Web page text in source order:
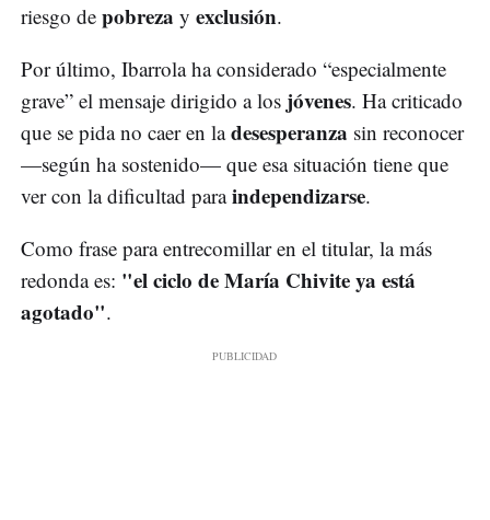
riesgo de pobreza y exclusión.
Por último, Ibarrola ha considerado “especialmente
grave” el mensaje dirigido a los jóvenes. Ha criticado
que se pida no caer en ladesesperanza sin reconocer
—según ha sostenido— que esa situación tiene que
ver con la dificultad paraindependizarse.
Como frase para entrecomillar en el titular, la más
redonda es: "el ciclo de María Chivite ya está
agotado".